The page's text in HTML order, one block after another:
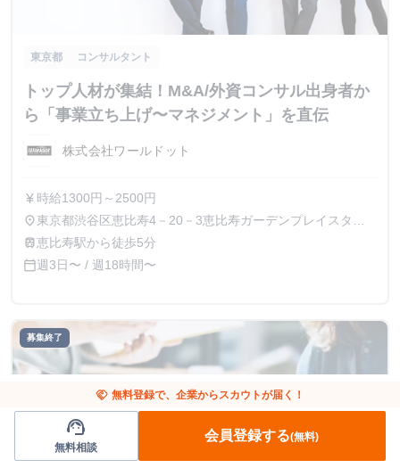
東京都 コンサルタント
トップ人材が集結！M&A/外資コンサル出身者か
ら「事業立ち上げ〜マネジメント」を直伝
株式会社ワールドット
currency_yen 時給1300円～2500円
place東京都渋谷区恵比寿4－20－3恵比寿ガーデンプレイスタワ
ー15F
train恵比寿駅から徒歩5分
calendar_today週3日〜 / 週18時間〜
募集終了
handshake 無料登録で、企業からスカウトが届く！
support_agent
無料相談
会員登録する(無料)